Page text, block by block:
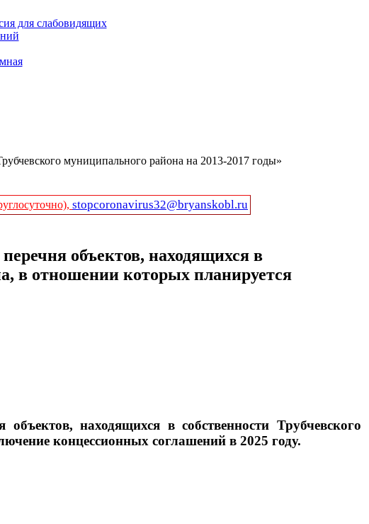
для слабовидящих
муниципального района на 2013-2017 годы»
stopcoronavirus32@bryanskobl.ru
объектов, находящихся в
в отношении которых планируется
находящихся в собственности Трубчевского
концессионных соглашений в 2025 году.